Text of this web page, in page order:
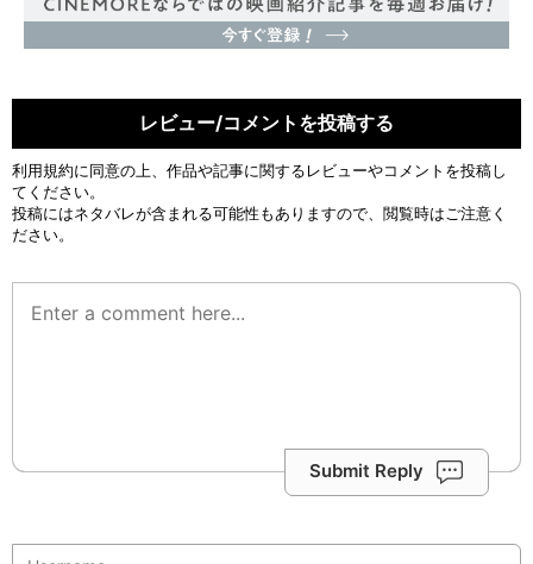
レビュー/コメントを投稿する
利用規約に同意の上、作品や記事に関するレビューやコメントを投稿し
てください。
投稿にはネタバレが含まれる可能性もありますので、閲覧時はご注意く
ださい。
Submit Reply